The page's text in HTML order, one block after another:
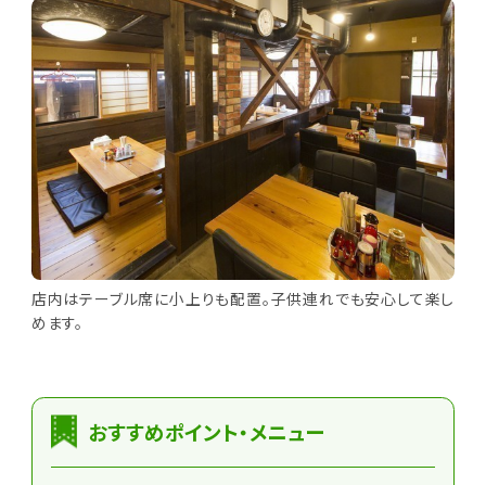
店内はテーブル席に小上りも配置。子供連れでも安心して楽し
めます。
おすすめポイント・メニュー